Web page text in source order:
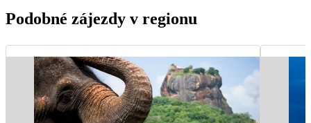
Podobné zájezdy v regionu